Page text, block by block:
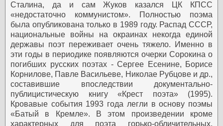
Сталина, да и сам Жуков казался ЦК КПСС
«недостаточно коммунистом». Полностью поэма
была опубликована только в 1989 году. Распад СССР,
национальные войны на окраинах некогда единой
державы поэт переживает очень тяжело. Именно в
эти годы в периодике появляются очерки Сорокина о
погибших русских поэтах - Сергее Есенине, Борисе
Корнилове, Павле Васильеве, Николае Рубцове и др.,
составившие впоследствии документально-
публицистическую книгу «Крест поэта» (1995).
Кровавые события 1993 года легли в основу поэмы
«Батый в Кремле». В этом произведении кроме
характерных для поэта горько-обличительных,